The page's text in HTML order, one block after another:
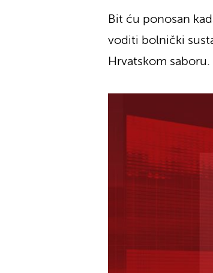
Bit ću ponosan
voditi bolnički
Hrvatskom saboru.